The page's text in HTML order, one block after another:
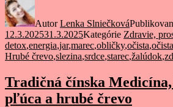
AutorLenka Slniečková
12.3.202531.3.2025Kategórie Zdravie,
detox,energia,jar,marec,obličky,očista,
Hrubé črevo,slezina,srdce,starec,žalúdok,
Tradičná čínska
pľúca a hrubé črevo